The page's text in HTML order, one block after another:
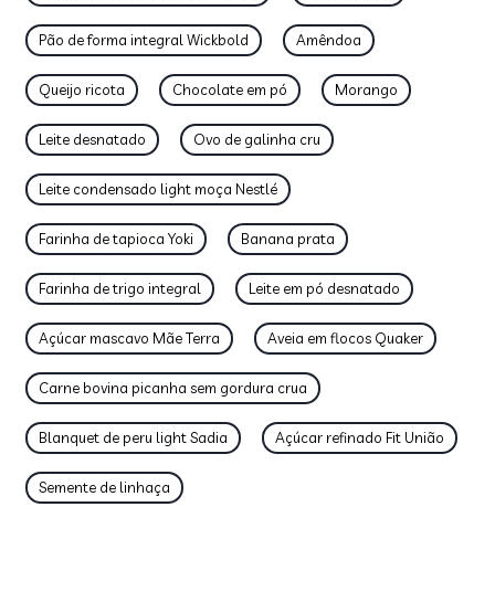
Pão de forma integral Wickbold Amêndoa
Queijo ricota Chocolate em pó Morango
Leite desnatado Ovo de galinha cru
Leite condensado light moça Nestlé
Farinha de tapioca Yoki Banana prata
Farinha de trigo integral Leite em pó desnatado
Açúcar mascavo Mãe Terra Aveia em flocos Quaker
Carne bovina picanha sem gordura crua
Blanquet de peru light Sadia Açúcar refinado Fit União
Semente de linhaça